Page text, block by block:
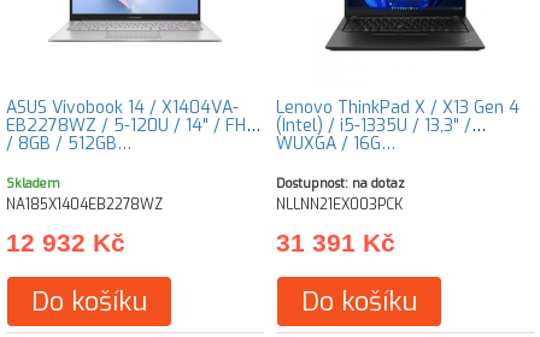
ASUS Vivobook 14 / X1404VA-
EB2278WZ / 5-120U / 14" / FHD
/ 8GB / 512GB…
Skladem
NA185X1404EB2278WZ
12 932 Kč
Do košíku
Lenovo ThinkPad X / X13 Gen 4
(Intel) / i5-1335U / 13,3" /
WUXGA / 16G…
Dostupnost: na dotaz
NLLNN21EX003PCK
31 391 Kč
Do košíku